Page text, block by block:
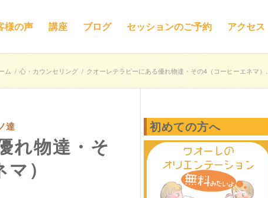
様の声 講座 ブログ セッションのご予約 アクセス
ム / 心・カウンセリング / クオーレテラピーにある優れ物達・その4（コーヒーエネマ）...
達
れ物達・そ
）
初めての方へ